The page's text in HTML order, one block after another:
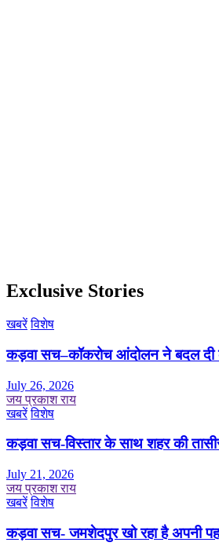
Exclusive Stories
खबरें विशेष
कड़वा सच–कॉकरोच आंदोलन ने बदल दी
July 26, 2026
जय प्रकाश राय
खबरें विशेष
कड़वा सच-विस्तार के साथ शहर की
July 21, 2026
जय प्रकाश राय
खबरें विशेष
कड़वा सच- जमशेदपुर खो रहा है अपनी